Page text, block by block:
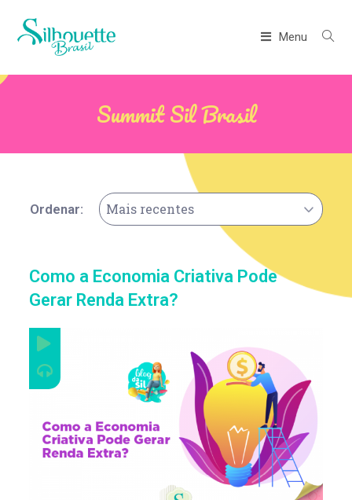
Menu
Summit Sil Brasil
Ordenar: Mais recentes
Como a Economia Criativa Pode
Gerar Renda Extra?